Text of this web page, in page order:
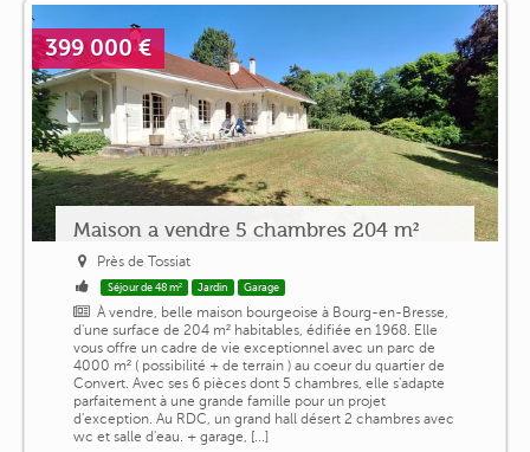
399 000 €
Maison a vendre 5 chambres 204 m²
Près de Tossiat
Séjour de 48 m² Jardin Garage
À vendre, belle maison bourgeoise à Bourg-en-Bresse,
d'une surface de 204 m² habitables, édifiée en 1968. Elle
vous offre un cadre de vie exceptionnel avec un parc de
4000 m² ( possibilité + de terrain ) au coeur du quartier de
Convert. Avec ses 6 pièces dont 5 chambres, elle s'adapte
parfaitement à une grande famille pour un projet
d'exception. Au RDC, un grand hall désert 2 chambres avec
wc et salle d'eau. + garage, [...]